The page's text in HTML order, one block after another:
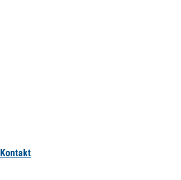
Kontakt